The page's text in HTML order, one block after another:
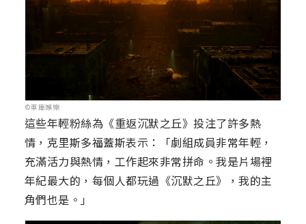
©車庫娛樂
這些年輕粉絲為《重返沉默之丘》投注了許多熱
情，克里斯多福蓋斯表示：「劇組成員非常年輕，
充滿活力與熱情，工作起來非常拼命。我是片場裡
年紀最大的，每個人都玩過《沉默之丘》，我的主
角們也是。」